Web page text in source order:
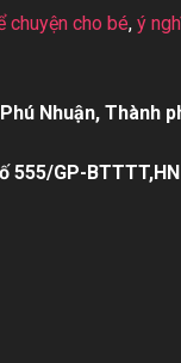
chuyện cho bé, ý
Nhuận, Thành
555/GP-